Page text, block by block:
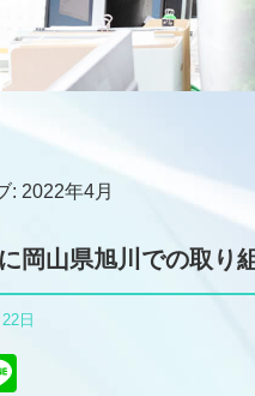
: 2022年4月
岡山県旭川での取り
日